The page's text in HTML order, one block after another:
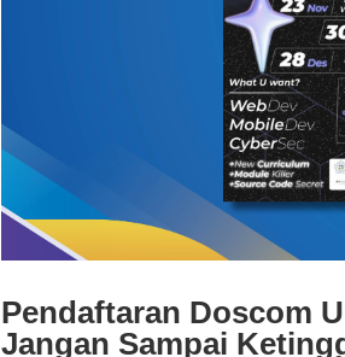
Pendaftaran Doscom
Jangan Sampai